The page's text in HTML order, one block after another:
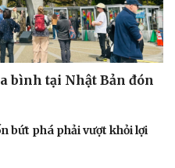
bình tại Nhật Bản đón
bứt phá phải vượt khỏi lợi